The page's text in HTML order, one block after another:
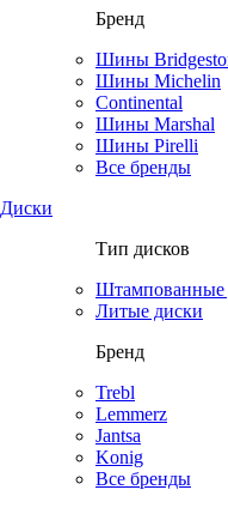
Бренд
Шины
Шины Michelin
Continental
Шины Marshal
Шины Pirelli
Все бренды
Диски
Тип дисков
Штампованные
Литые диски
Бренд
Trebl
Lemmerz
Jantsa
Konig
Все бренды